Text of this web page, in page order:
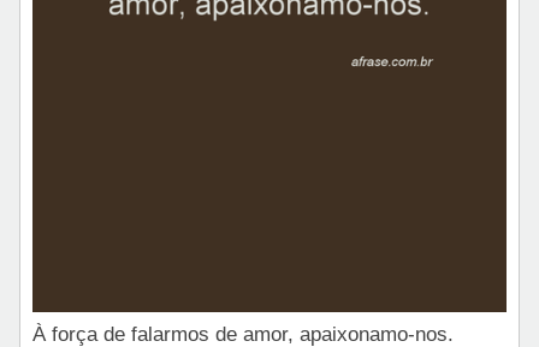
À força de falarmos de amor, apaixonamo-nos.